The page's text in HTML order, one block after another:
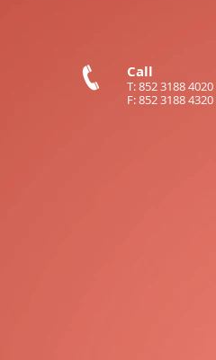
Call
T: 852 3188 4020
F: 852 3188 4320